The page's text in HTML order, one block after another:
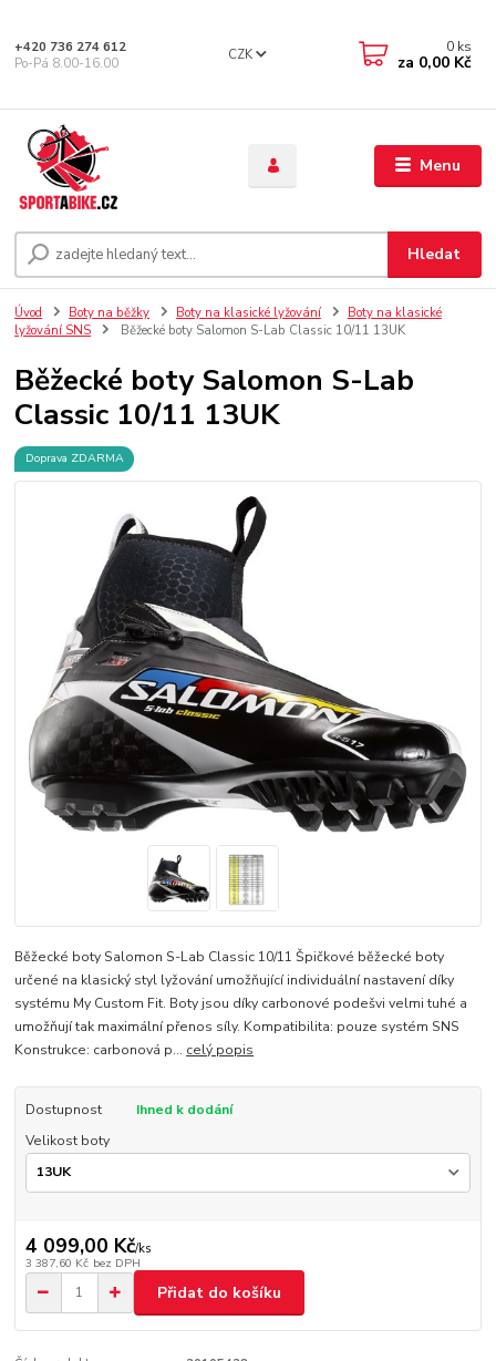
Menu
CZK
Hledat
+420 736 274 612
Po-Pá 8.00-16.00
0 ks
za 0,00 Kč
Úvod Boty na běžky Boty na klasické lyžování
Boty na klasické
lyžování SNS
Běžecké boty Salomon S-Lab Classic 10/11 13UK
Běžecké boty Salomon S-Lab
Classic 10/11 13UK
Doprava ZDARMA
Běžecké boty Salomon S-Lab Classic 10/11 Špičkové běžecké boty
určené na klasický styl lyžování umožňující individuální nastavení díky
systému My Custom Fit. Boty jsou díky carbonové podešvi velmi tuhé a
umožňují tak maximální přenos síly. Kompatibilita: pouze systém SNS
Konstrukce: carbonová p... celý popis
Dostupnost
Ihned k dodání
Velikost boty
4 099,00 Kč/ks
3 387,60 Kč bez DPH
Přidat do košíku